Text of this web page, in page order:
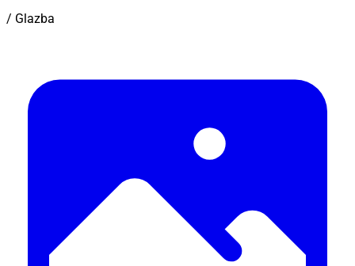
/ Glazba